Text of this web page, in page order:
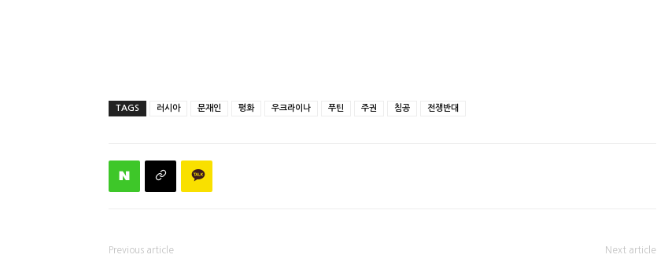
TAGS 러시아 문재인 평화 우크라이나 푸틴 주권 침공 전쟁반대
Previous article Next article